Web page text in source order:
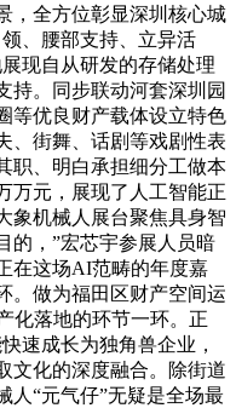
，全方位彰显深圳核心城
、腰部支持、立异活
现自从研发的存储处理
持。同步联动河套深圳园
等优良财产载体设立特色
、街舞、话剧等戏剧性表
职、明白承担细分工做本
万元，展现了人工智能正
象机械人展台聚焦具身智
的，”宏芯宇参展人员暗
在这场AI范畴的年度嘉
。做为福田区财产空间运
化落地的环节一环。正
速成长为独角兽企业，
文化的深度融合。除街道
人“元气仔”无疑是全场最